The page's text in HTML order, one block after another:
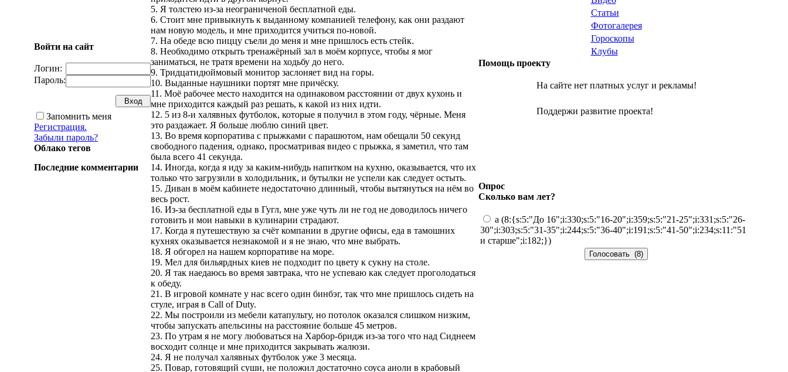
Войти на сайт
Логин:
Пароль:
Запомнить меня
Регистрация.
Забыли пароль?
Облако тегов
Последние комментарии
5. Я толстею из-за неограниченой бесплатной еды.
6. Cтоит мне привыкнуть к выданному компанией телефону, как они раздают
нам новую модель, и мне приходится учиться по-новой.
7. На обеде всю пиццу съели до меня и мне пришлось есть стейк.
8. Необходимо открыть тренажёрный зал в моём корпусе, чтобы я мог
заниматься, не тратя времени на ходьбу до него.
9. Тридцатидюймовый монитор заслоняет вид на горы.
10. Выданные наушники портят мне причёску.
11. Моё рабочее место находится на одинаковом расстоянии от двух кухонь и
мне приходится каждый раз решать, к какой из них идти.
12. 5 из 8-и халявных футболок, которые я получил в этом году, чёрные. Меня
это раздажает. Я больше люблю синий цвет.
13. Во время корпоратива с прыжками с парашютом, нам обещали 50 секунд
свободного падения, однако, просматривая видео с прыжка, я заметил, что там
была всего 41 секунда.
14. Иногда, когда я иду за каким-нибудь напитком на кухню, оказывается, что их
только что загрузили в холодильник, и бутылки не успели как следует остыть.
15. Диван в моём кабинете недостаточно длинный, чтобы вытянуться на нём во
весь рост.
16. Из-за бесплатной еды в Гугл, мне уже чуть ли не год не доводилось ничего
готовить и мои навыки в кулинарии страдают.
17. Когда я путешествую за счёт компании в другие офисы, еда в тамошних
кухнях оказывается незнакомой и я не знаю, что мне выбрать.
18. Я обгорел на нашем корпоративе на море.
19. Мел для бильярдных киев не подходит по цвету к сукну на столе.
20. Я так наедаюсь во время завтрака, что не успеваю как следует проголодаться
к обеду.
21. В игровой комнате у нас всего один бинбэг, так что мне пришлось сидеть на
стуле, играя в Call of Duty.
22. Мы построили из мебели катапульту, но потолок оказался слишком низким,
чтобы запускать апельсины на расстояние больше 45 метров.
23. По утрам я не могу любоваться на Харбор-бридж из-за того что над Сиднеем
восходит солнце и мне приходится закрывать жалюзи.
24. Я не получал халявных футболок уже 3 месяца.
25. Повар, готовящий суши, не положил достаточно соуса аиоли в крабовый
Статьи
Фотогалерея
Гороскопы
Клубы
Помощь проекту
На сайте нет платных услуг и рекламы!
Поддержи развитие проекта!
Опрос
Сколько вам лет?
a (8:{s:5:"До 16";i:330;s:5:"16-20";i:359;s:5:"21-25";i:331;s:5:"26-
30";i:303;s:5:"31-35";i:244;s:5:"36-40";i:191;s:5:"41-50";i:234;s:11:"51
и старше";i:182;})